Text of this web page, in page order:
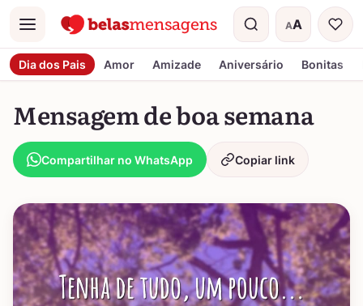
Menu AA
Tamanho do
Dia dos Pais Amor Amizade Aniversário Bonitas
Mensagem de boa semana
Compartilhar no WhatsApp Copiar link